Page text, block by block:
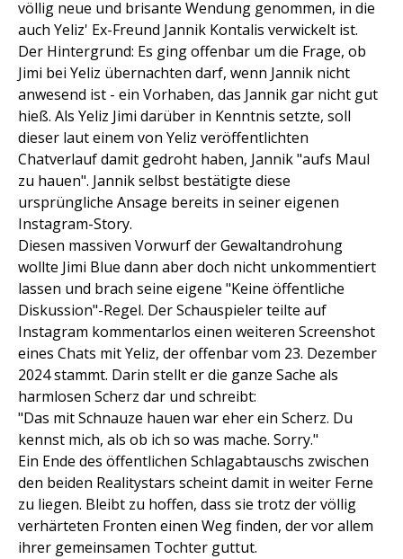
völlig neue und brisante Wendung genommen, in die
auch Yeliz' Ex-Freund Jannik Kontalis verwickelt ist.
Der Hintergrund: Es ging offenbar um die Frage, ob
Jimi bei Yeliz übernachten darf, wenn Jannik nicht
anwesend ist - ein Vorhaben, das Jannik gar nicht gut
hieß. Als Yeliz Jimi darüber in Kenntnis setzte, soll
dieser laut einem von Yeliz veröffentlichten
Chatverlauf damit gedroht haben, Jannik "aufs Maul
zu hauen". Jannik selbst bestätigte diese
ursprüngliche Ansage bereits in seiner eigenen
Instagram-Story.
Diesen massiven Vorwurf der Gewaltandrohung
wollte Jimi Blue dann aber doch nicht unkommentiert
lassen und brach seine eigene "Keine öffentliche
Diskussion"-Regel. Der Schauspieler teilte auf
Instagram kommentarlos einen weiteren Screenshot
eines Chats mit Yeliz, der offenbar vom 23. Dezember
2024 stammt. Darin stellt er die ganze Sache als
harmlosen Scherz dar und schreibt:
"Das mit Schnauze hauen war eher ein Scherz. Du
kennst mich, als ob ich so was mache. Sorry."
Ein Ende des öffentlichen Schlagabtauschs zwischen
den beiden Realitystars scheint damit in weiter Ferne
zu liegen. Bleibt zu hoffen, dass sie trotz der völlig
verhärteten Fronten einen Weg finden, der vor allem
ihrer gemeinsamen Tochter guttut.